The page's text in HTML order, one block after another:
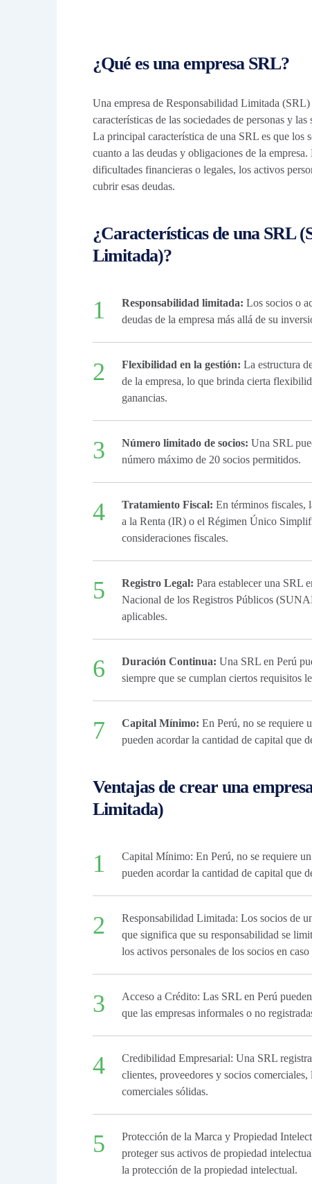
¿Qué es una empresa SRL?
Una empresa de Responsabilidad Limitada
características de las sociedades de personas y las
La principal característica de una SRL es que los
cuanto a las deudas y obligaciones de la
dificultades financieras o legales, los activos
cubrir esas deudas.
¿Características de una SRL
Limitada)?
Responsabilidad limitada: Los socios o
deudas de la empresa más allá de su
Flexibilidad en la gestión: La estructura
de la empresa, lo que brinda cierta
ganancias.
Número limitado de socios: Una SRL
número máximo de 20 socios permitidos.
Tratamiento Fiscal: En términos fiscales,
a la Renta (IR) o el Régimen Único
consideraciones fiscales.
Registro Legal: Para establecer una SRL
Nacional de los Registros Públicos
aplicables.
Duración Continua: Una SRL en Perú
siempre que se cumplan ciertos requisitos
Capital Mínimo: En Perú, no se requiere
pueden acordar la cantidad de capital que
Ventajas de crear una
Limitada)
Capital Mínimo: En Perú, no se requiere
pueden acordar la cantidad de capital que
Responsabilidad Limitada: Los socios de
que significa que su responsabilidad se
los activos personales de los socios en
Acceso a Crédito: Las SRL en Perú
que las empresas informales o no
Credibilidad Empresarial: Una SRL
clientes, proveedores y socios
comerciales sólidas.
Protección de la Marca y Propiedad
proteger sus activos de propiedad
la protección de la propiedad intelectual.